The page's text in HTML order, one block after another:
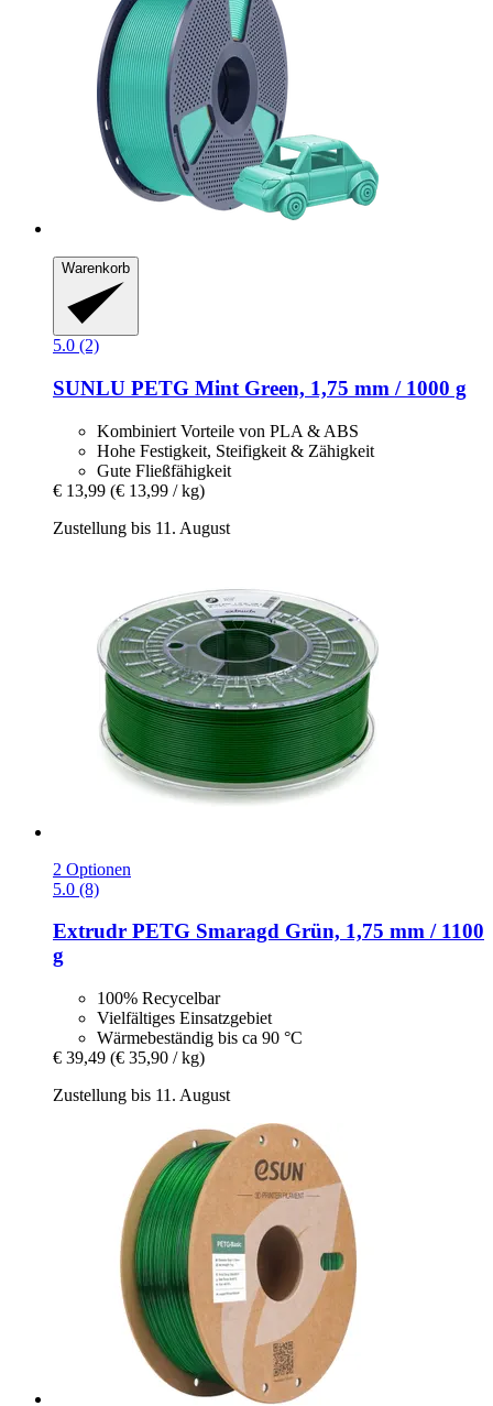
Warenkorb
5.0 (2)
SUNLU PETG Mint Green, 1,75 mm / 1000 g
Kombiniert Vorteile von PLA & ABS
Hohe Festigkeit, Steifigkeit & Zähigkeit
Gute Fließfähigkeit
€ 13,99 (€ 13,99 / kg)
Zustellung bis 11. August
2 Optionen
5.0 (8)
Extrudr PETG Smaragd Grün, 1,75 mm / 1100
g
100% Recycelbar
Vielfältiges Einsatzgebiet
Wärmebeständig bis ca 90 °C
€ 39,49 (€ 35,90 / kg)
Zustellung bis 11. August